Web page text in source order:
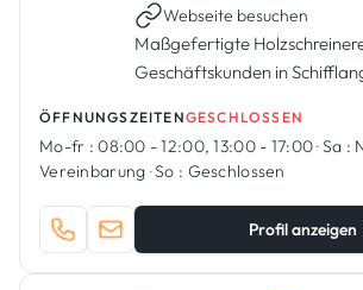
Webseite besuchen
Maßgefertigte
Geschäftskunden in
ÖFFNUNGSZEITENGESCHLOSSEN
Mo-fr : 08:00 - 12:00, 13:00 - 17:00·Sa :
Vereinbarung ·So : Geschlossen
Profil anzeigen